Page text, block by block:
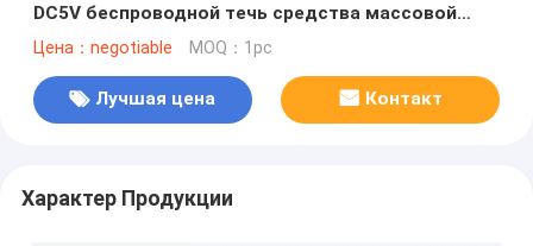
DC5V беспроводной течь средства массовой
информации
Цена：negotiable MOQ：1pc
Лучшая цена Контакт
Характер Продукции